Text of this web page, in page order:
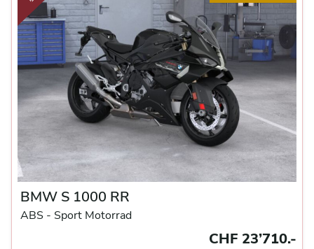
BMW S 1000 RR
ABS - Sport Motorrad
CHF 23’710.-